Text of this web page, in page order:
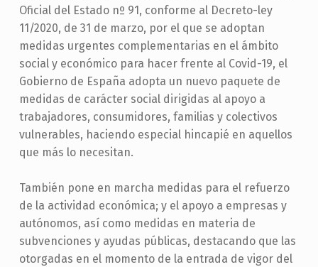
Oficial del Estado nº 91, conforme al Decreto-ley
11/2020, de 31 de marzo, por el que se adoptan
medidas urgentes complementarias en el ámbito
social y económico para hacer frente al Covid-19, el
Gobierno de España adopta un nuevo paquete de
medidas de carácter social dirigidas al apoyo a
trabajadores, consumidores, familias y colectivos
vulnerables, haciendo especial hincapié en aquellos
que más lo necesitan.
También pone en marcha medidas para el refuerzo
de la actividad económica; y el apoyo a empresas y
autónomos, así como medidas en materia de
subvenciones y ayudas públicas, destacando que las
otorgadas en el momento de la entrada de vigor del